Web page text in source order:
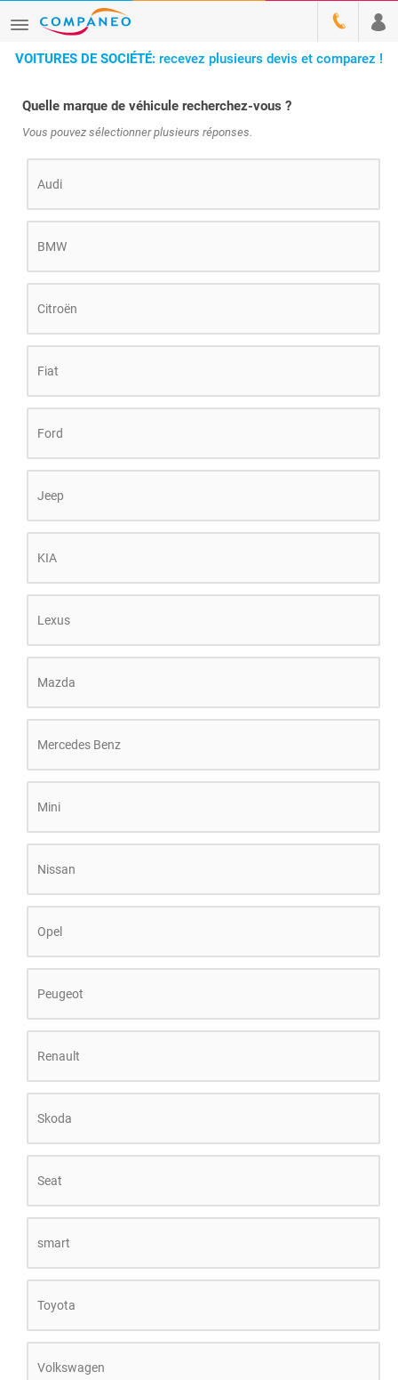
VOITURES DE SOCIÉTÉ: recevez plusieurs devis et comparez !
Quelle marque de véhicule recherchez-vous ?
Vous pouvez sélectionner plusieurs réponses.
Audi
BMW
Citroën
Fiat
Ford
Jeep
KIA
Lexus
Mazda
Mercedes Benz
Mini
Nissan
Opel
Peugeot
Renault
Skoda
Seat
smart
Toyota
Volkswagen